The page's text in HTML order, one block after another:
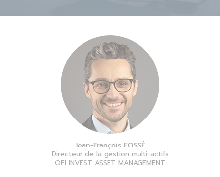
Jean-François FOSSÉ
Directeur de la gestion multi-actifs
OFI INVEST ASSET MANAGEMENT